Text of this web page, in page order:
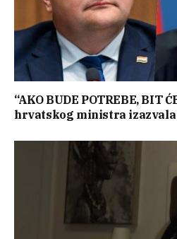
“AKO BUDE POTREBE, BIT
hrvatskog ministra izazvala